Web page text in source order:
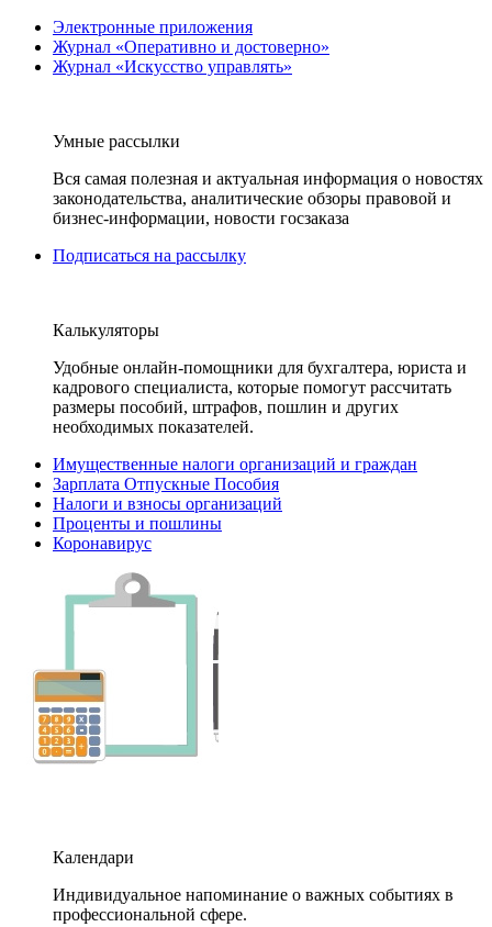
Электронные приложения
Журнал «Оперативно и достоверно»
Журнал «Искусство управлять»
Умные рассылки
Вся самая полезная и актуальная информация о новостях
законодательства, аналитические обзоры правовой и
бизнес-информации, новости госзаказа
Подписаться на рассылку
Калькуляторы
Удобные онлайн-помощники для бухгалтера, юриста и
кадрового специалиста, которые помогут рассчитать
размеры пособий, штрафов, пошлин и других
необходимых показателей.
Имущественные налоги организаций и граждан
Зарплата Отпускные Пособия
Налоги и взносы организаций
Проценты и пошлины
Коронавирус
Календари
Индивидуальное напоминание о важных событиях в
профессиональной сфере.